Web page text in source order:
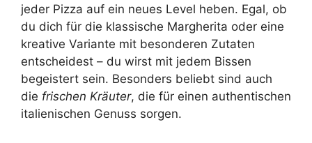
jeder Pizza auf ein neues Level heben. Egal, ob
du dich für die klassische Margherita oder eine
kreative Variante mit besonderen Zutaten
entscheidest – du wirst mit jedem Bissen
begeistert sein. Besonders beliebt sind auch
die frischen Kräuter, die für einen authentischen
italienischen Genuss sorgen.